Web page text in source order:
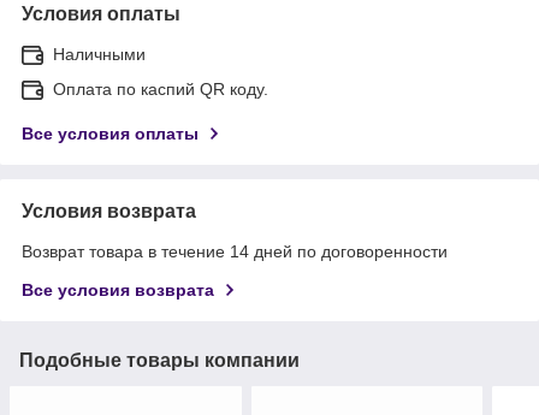
Условия оплаты
Наличными
Оплата по каспий QR коду.
Все условия оплаты
Условия возврата
Возврат товара в течение 14 дней по договоренности
Все условия возврата
Подобные товары компании